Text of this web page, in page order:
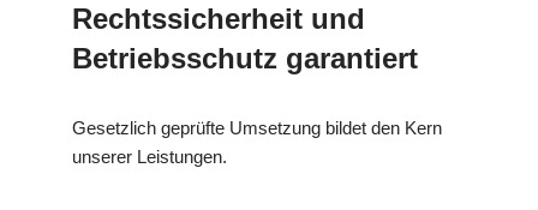
Rechtssicherheit und
Betriebsschutz garantiert
Gesetzlich geprüfte Umsetzung bildet den Kern
unserer Leistungen.